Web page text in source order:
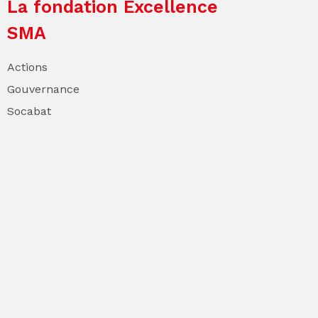
La fondation Excellence
SMA
Actions
Gouvernance
Socabat